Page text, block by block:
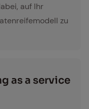
auf Ihr
zu
as a ser­vice